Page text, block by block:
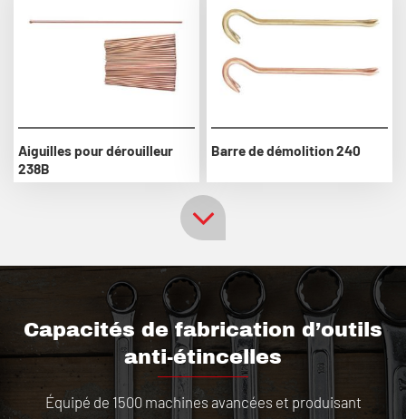
Aiguilles pour dérouilleur
238B
Barre de démolition 240
Capacités de fabrication d’outils
anti-étincelles
Équipé de 1500 machines avancées et produisant